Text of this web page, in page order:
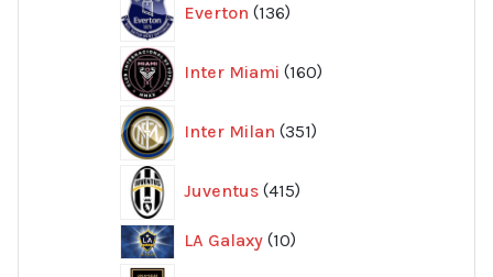
Everton 136
produkter
Inter Miami 160
produkter
Inter Milan 351
produkter
Juventus 415
produkter
LA Galaxy 1010